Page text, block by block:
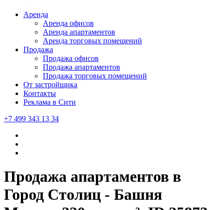
Аренда
Аренда офисов
Аренда апартаментов
Аренда торговых помещений
Продажа
Продажа офисов
Продажа апартаментов
Продажа торговых помещений
От застройщика
Контакты
Реклама в Сити
+7 499 343 13 34
Продажа апартаментов в
Город Столиц - Башня